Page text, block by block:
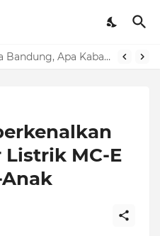
Legenda Seleb Panas Chika Bandung, Apa Kabarnya Kini?
Listrik MC-E